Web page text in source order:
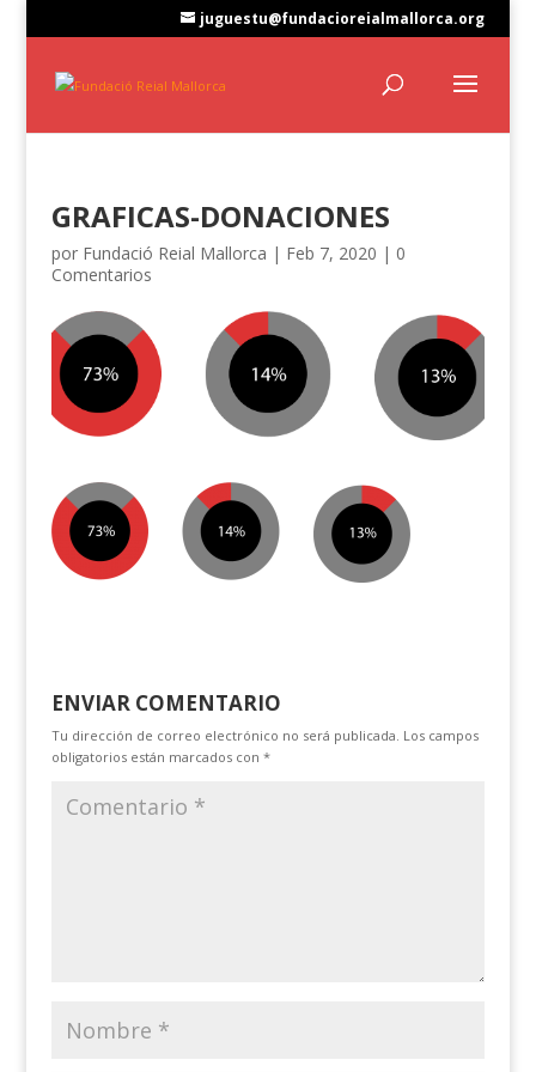
juguestu@fundacioreialmallorca.org
GRAFICAS-DONACIONES
por Fundació Reial Mallorca | Feb 7, 2020 | 0
Comentarios
ENVIAR COMENTARIO
Tu dirección de correo electrónico no será publicada. Los campos
obligatorios están marcados con *